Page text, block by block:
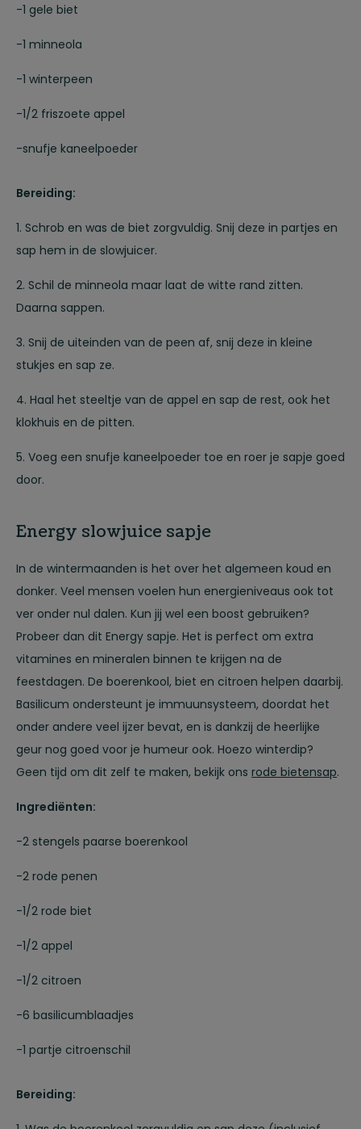
-1 gele biet
-1 minneola
-1 winterpeen
-1/2 friszoete appel
-snufje kaneelpoeder
Bereiding:
1. Schrob en was de biet zorgvuldig. Snij deze in partjes en
sap hem in de slowjuicer.
2. Schil de minneola maar laat de witte rand zitten.
Daarna sappen.
3. Snij de uiteinden van de peen af, snij deze in kleine
stukjes en sap ze.
4. Haal het steeltje van de appel en sap de rest, ook het
klokhuis en de pitten.
5. Voeg een snufje kaneelpoeder toe en roer je sapje goed
door.
Energy slowjuice sapje
In de wintermaanden is het over het algemeen koud en
donker. Veel mensen voelen hun energieniveaus ook tot
ver onder nul dalen. Kun jij wel een boost gebruiken?
Probeer dan dit Energy sapje. Het is perfect om extra
vitamines en mineralen binnen te krijgen na de
feestdagen. De boerenkool, biet en citroen helpen daarbij.
Basilicum ondersteunt je immuunsysteem, doordat het
onder andere veel ijzer bevat, en is dankzij de heerlijke
geur nog goed voor je humeur ook. Hoezo winterdip?
Geen tijd om dit zelf te maken, bekijk ons rode bietensap.
Ingrediënten:
-2 stengels paarse boerenkool
-2 rode penen
-1/2 rode biet
-1/2 appel
-1/2 citroen
-6 basilicumblaadjes
-1 partje citroenschil
Bereiding: